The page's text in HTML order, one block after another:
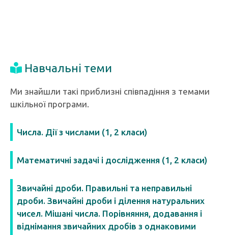
Навчальні теми
Ми знайшли такі приблизні співпадіння з темами
шкільної програми.
Числа. Дії з числами (1, 2 класи)
Математичні задачі і дослідження (1, 2 класи)
Звичайні дроби. Правильні та неправильні
дроби. Звичайні дроби і ділення натуральних
чисел. Мішані числа. Порівняння, додавання і
віднімання звичайних дробів з однаковими